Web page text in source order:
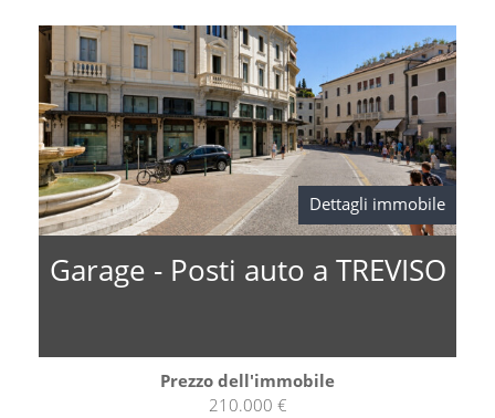
Dettagli immobile
Garage - Posti auto a TREVISO
Prezzo dell'immobile
210.000 €